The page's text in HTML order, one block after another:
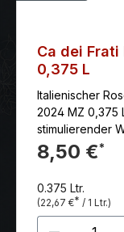
Ca dei Frati
0,375 L
Italienischer
2024 MZ 0,375
stimulierender
macht.
8,50 €*
0.375 Ltr.
(22,67 €* / 1 Ltr.)
Produkt